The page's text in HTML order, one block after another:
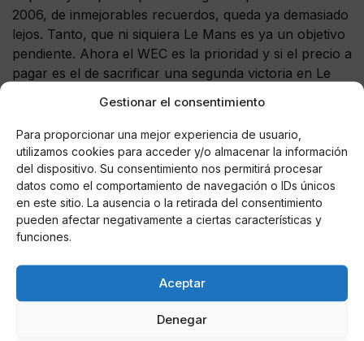
Gestionar el consentimiento
Para proporcionar una mejor experiencia de usuario,
utilizamos cookies para acceder y/o almacenar la información
del dispositivo. Su consentimiento nos permitirá procesar
datos como el comportamiento de navegación o IDs únicos
en este sitio. La ausencia o la retirada del consentimiento
pueden afectar negativamente a ciertas características y
funciones.
Aceptar
Denegar
2006, de inmejorables recuerdos, queda ya demasiado
lejos. Tanto, que ni siquiera Le Mans es ya un objetivo
pendiente. Ahora el WEC es la prioridad y si el precio a
pagar es el de sacrificar una segunda victoria en Le
al que pueden optar. Está escrito.Y cada centímetro
de más, cada décima de menos, cada kilómetro por
encima del riesgo permitido será una tentación
peligrosa que puede acabar con 14 meses de
trabajo . Corazón contra mente… y, entre medias, el
hechizo de Le Mans.